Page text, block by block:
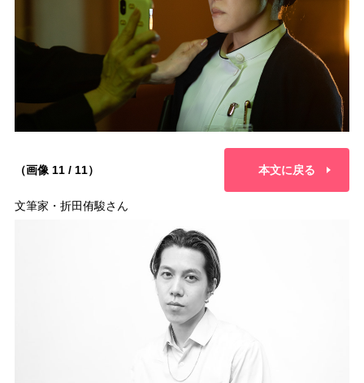
（画像 11 / 11） 本文に戻る
文筆家・折田侑駿さん